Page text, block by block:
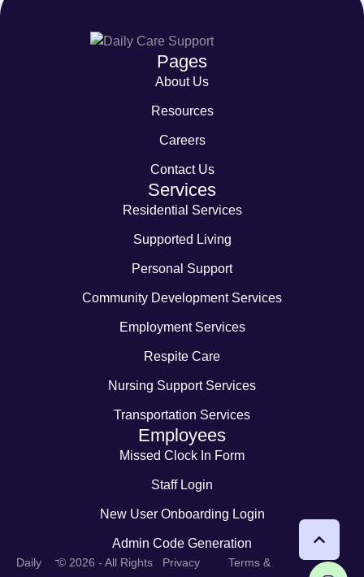
Pages
About Us
Resources
Careers
Contact Us
Services
Residential Services
Supported Living
Personal Support
Community Development Services
Employment Services
Respite Care
Nursing Support Services
Transportation Services
Employees
Missed Clock In Form
Staff Login
New User Onboarding Login
Admin Code Generation
Daily
-© 2026 - All Rights
Privacy
Terms &